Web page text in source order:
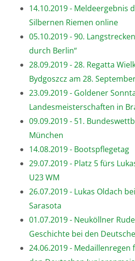
14.10.2019 - Meldeergebnis
Silbernen Riemen online
05.10.2019 - 90.
durch Berlin“
28.09.2019 - 28. Regatta
Bydgoszcz am 28.
23.09.2019 - Goldener
Landesmeisterschaften in
09.09.2019 - 51.
München
14.08.2019 - Bootspflegetag
29.07.2019 - Platz 5 fürs
U23 WM
26.07.2019 - Lukas Oldach
Sarasota
01.07.2019 - Neuköllner
Geschichte bei den
24.06.2019 - Medaillenregen